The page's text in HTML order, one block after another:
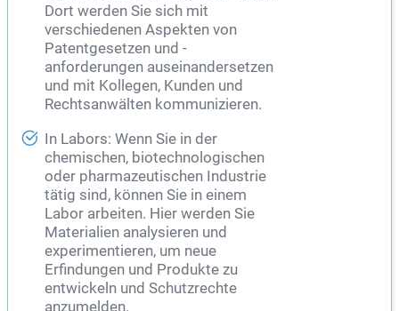
Dort werden Sie sich mit
verschiedenen Aspekten von
Patentgesetzen und -
anforderungen auseinandersetzen
und mit Kollegen, Kunden und
Rechtsanwälten kommunizieren.
In Labors: Wenn Sie in der
chemischen, biotechnologischen
oder pharmazeutischen Industrie
tätig sind, können Sie in einem
Labor arbeiten. Hier werden Sie
Materialien analysieren und
experimentieren, um neue
Erfindungen und Produkte zu
entwickeln und Schutzrechte
anzumelden.